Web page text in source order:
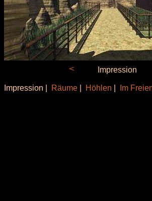
Impression
Impression | Räume Höhlen Im